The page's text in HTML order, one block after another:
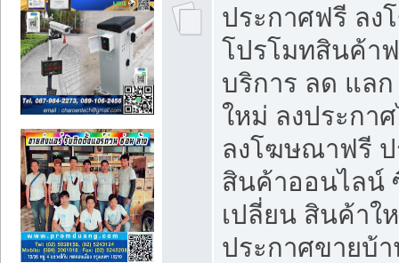
ประกาศฟรี ล
โปรโมทสินค้า
บริการ ลด แล
ใหม่ ลงประกา
ลงโฆษณาฟรี
สินค้าออนไลน์
เปลี่ยน สินค้าใ
ประกาศขายบ้